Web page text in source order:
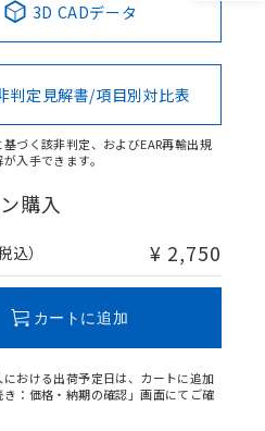
3D CADデータ
判定見解書/項目別対比表
づく該非判定、およびEAR再輸出規
入手できます。
購入
込） ¥ 2,750
カートに追加
における出荷予定日は、カートに追加
：価格・納期の確認」画面にてご確